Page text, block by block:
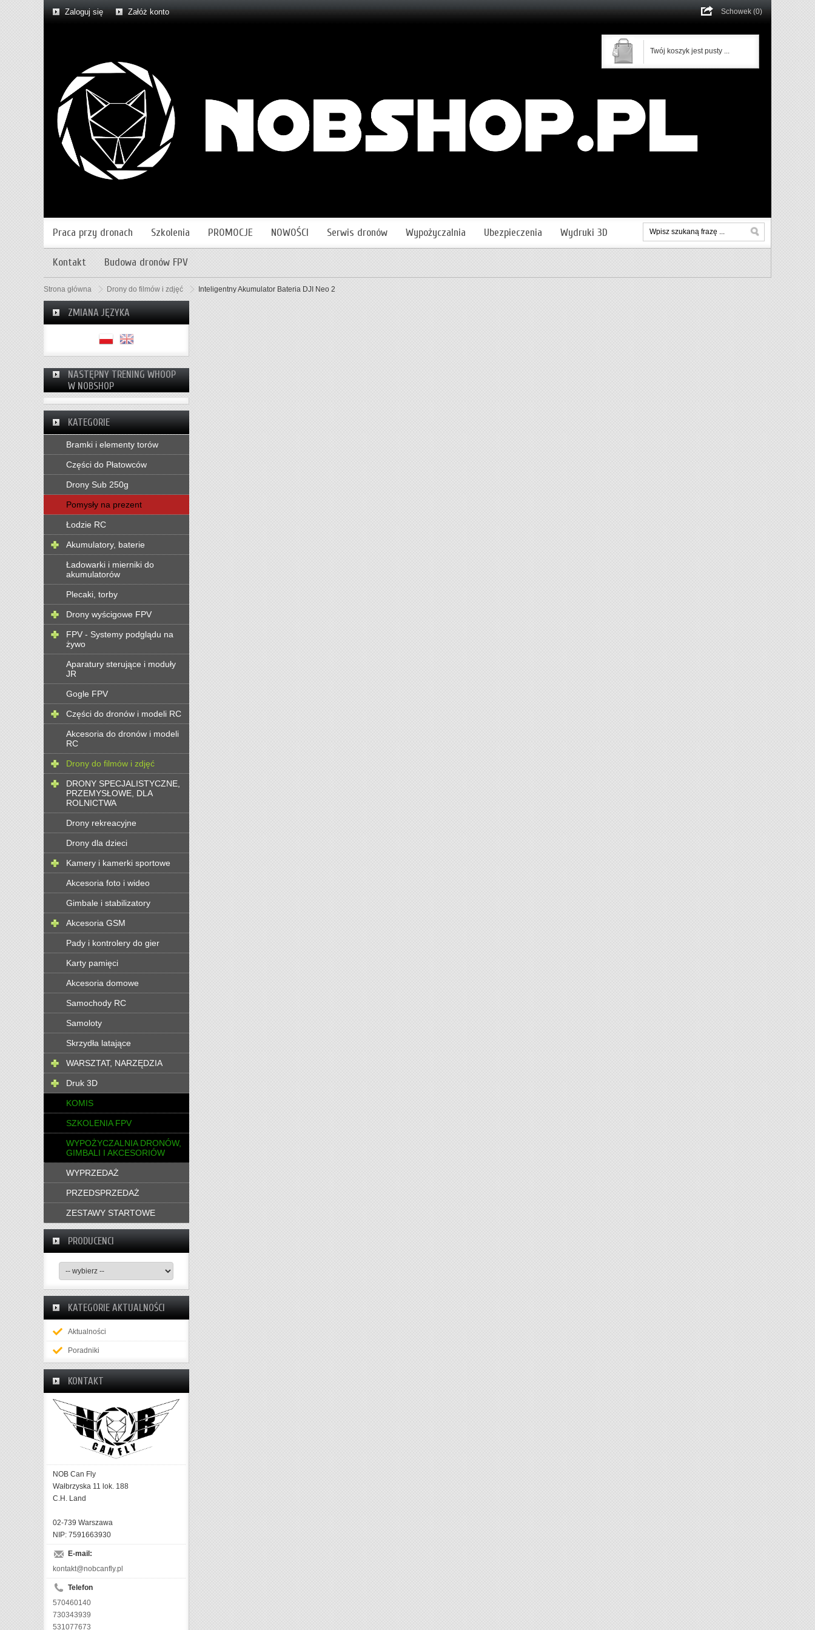
Zaloguj się Załóż konto Schowek (0)
Twój koszyk jest pusty ...
Praca przy dronach Szkolenia PROMOCJE NOWOŚCI Serwis dronów Wypożyczalnia Ubezpieczenia Wydruki 3D
Kontakt Budowa dronów FPV
Strona główna Drony do filmów i zdjęć Inteligentny Akumulator Bateria DJI Neo 2
ZMIANA JĘZYKA
NASTĘPNY TRENING WHOOP
W NOBSHOP
KATEGORIE
Bramki i elementy torów
Części do Płatowców
Drony Sub 250g
Pomysły na prezent
Łodzie RC
Akumulatory, baterie
Ładowarki i mierniki do
akumulatorów
Plecaki, torby
Drony wyścigowe FPV
FPV - Systemy podglądu na
żywo
Aparatury sterujące i moduły
JR
Gogle FPV
Części do dronów i modeli RC
Akcesoria do dronów i modeli
RC
Drony do filmów i zdjęć
DRONY SPECJALISTYCZNE,
PRZEMYSŁOWE, DLA
ROLNICTWA
Drony rekreacyjne
Drony dla dzieci
Kamery i kamerki sportowe
Akcesoria foto i wideo
Gimbale i stabilizatory
Akcesoria GSM
Pady i kontrolery do gier
Karty pamięci
Akcesoria domowe
Samochody RC
Samoloty
Skrzydła latające
WARSZTAT, NARZĘDZIA
Druk 3D
KOMIS
SZKOLENIA FPV
WYPOŻYCZALNIA DRONÓW,
GIMBALI I AKCESORIÓW
WYPRZEDAŻ
PRZEDSPRZEDAŻ
ZESTAWY STARTOWE
PRODUCENCI
KATEGORIE AKTUALNOŚCI
Aktualności
Poradniki
KONTAKT
NOB Can Fly
Wałbrzyska 11 lok. 188
C.H. Land
02-739 Warszawa
NIP: 7591663930
E-mail:
kontakt@nobcanfly.pl
Telefon
570460140
730343939
531077673